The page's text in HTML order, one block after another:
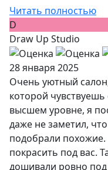
Читать полностью
D
Draw Up Studio
28 января 2025
Очень уютный
которой
высшем уровне, я
даже не заметил,
подобрали похожие.
покрасить под вас.
дошивали ровно